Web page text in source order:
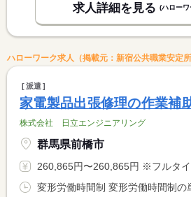
求人詳細を見る (ハロー
ハローワーク求人（掲載元：新宿公共職業安定所
派遣
家電製品出張修理の作業補
株式会社 日立エンジニアリング
群馬県前橋市
260,865円〜260,865円 ※フルタイム求人の場合は月額（換算額）、パート